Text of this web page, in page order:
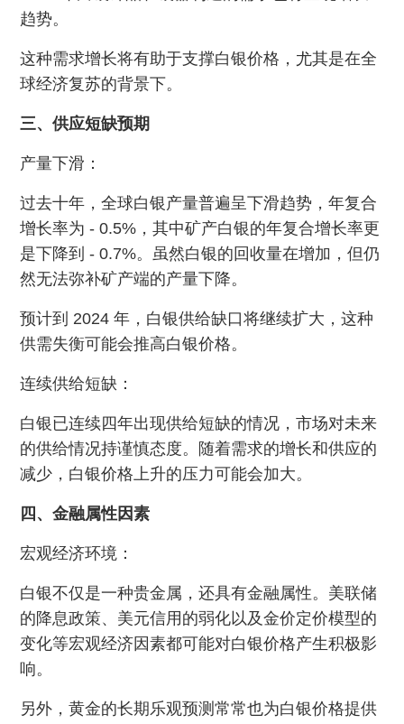
趋势。
这种需求增长将有助于支撑白银价格，尤其是在全
球经济复苏的背景下。
三、供应短缺预期
产量下滑：
过去十年，全球白银产量普遍呈下滑趋势，年复合
增长率为 - 0.5%，其中矿产白银的年复合增长率更
是下降到 - 0.7%。虽然白银的回收量在增加，但仍
然无法弥补矿产端的产量下降。
预计到 2024 年，白银供给缺口将继续扩大，这种
供需失衡可能会推高白银价格。
连续供给短缺：
白银已连续四年出现供给短缺的情况，市场对未来
的供给情况持谨慎态度。随着需求的增长和供应的
减少，白银价格上升的压力可能会加大。
四、金融属性因素
宏观经济环境：
白银不仅是一种贵金属，还具有金融属性。美联储
的降息政策、美元信用的弱化以及金价定价模型的
变化等宏观经济因素都可能对白银价格产生积极影
响。
另外，黄金的长期乐观预测常常也为白银价格提供